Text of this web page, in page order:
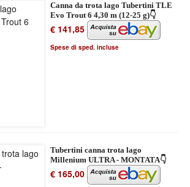
Canna da trota lago Tubertini TLE
Evo Trout 6 4,30 m (12-25 g)👇
€ 141,85
Spese di sped. incluse
Tubertini canna trota lago
Millenium ULTRA - MONTATA👇
€ 165,00